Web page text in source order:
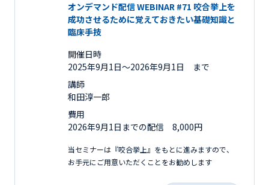
オンデマンド配信 WEBINAR #71 咬合挙上を
成功させるために覚えておきたい基礎知識と
臨床手技
開催日時
2025年9月1日〜2026年9月1日 まで
講師
和田淳一郎
費用
2026年9月1日までの配信 8,000円
当セミナーは『咬合挙上』をもとに進みますので、
お手元にご用意いただくことをお勧めします